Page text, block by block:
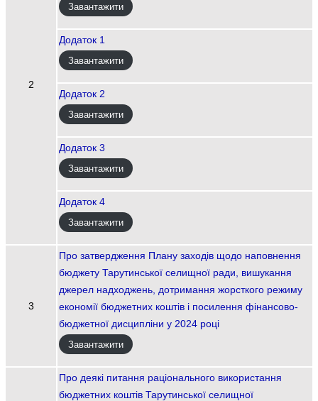
2
Завантажити
Додаток 1
Завантажити
Додаток 2
Завантажити
Додаток 3
Завантажити
Додаток 4
Завантажити
3
Про затвердження Плану заходів щодо наповнення
бюджету Тарутинської селищної ради, вишукання
джерел надходжень, дотримання жорсткого режиму
економії бюджетних коштів і посилення фінансово-
бюджетної дисципліни у 2024 році
Завантажити
Про деякі питання раціонального використання
бюджетних коштів Тарутинської селищної